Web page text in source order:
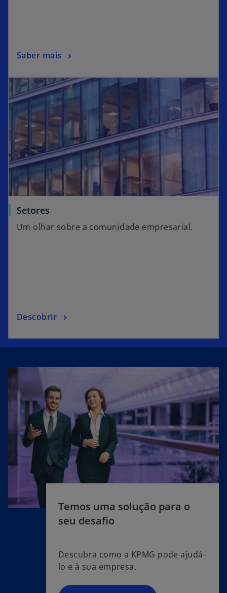
Saber mais
Setores
Um olhar sobre a comunidade empresarial.
Descobrir
Temos uma solução para o
seu desafio
Descubra como a KPMG pode ajudá-
lo e à sua empresa.